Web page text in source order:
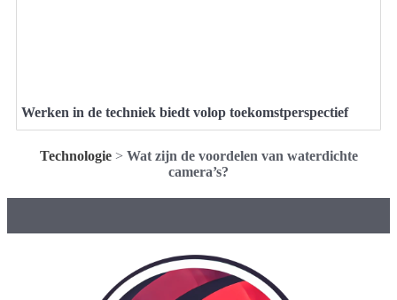
Werken in de techniek biedt volop toekomstperspectief
Technologie> Wat zijn de voordelen van waterdichte
camera’s?